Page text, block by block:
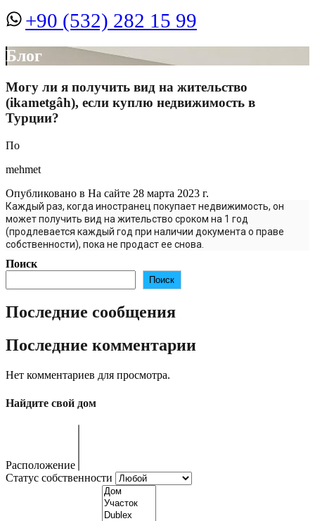
+90 (532) 282 15 99
Блог
Могу ли я получить вид на жительство
(ikametgâh), если куплю недвижимость в
Турции?
По
mehmet
Опубликовано в На сайте 28 марта 2023 г.
Каждый раз, когда иностранец покупает недвижимость, он
может получить вид на жительство сроком на 1 год
(продлевается каждый год при наличии документа о праве
собственности), пока не продаст ее снова.
Поиск
Поиск
Последние сообщения
Последние комментарии
Нет комментариев для просмотра.
Найдите свой дом
Расположение
Статус собственности